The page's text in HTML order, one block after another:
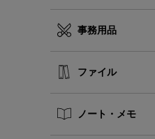
事務用品
ファイル
ノート・メモ